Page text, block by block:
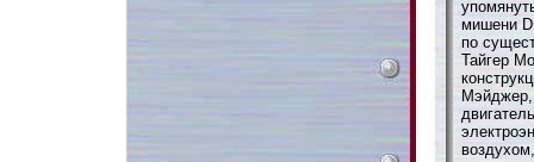
мишени
по
Тайгер